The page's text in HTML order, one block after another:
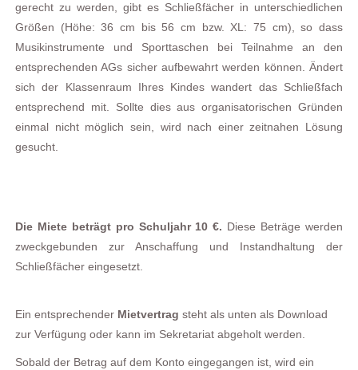
gerecht zu werden, gibt es Schließfächer in unterschiedlichen
Größen (Höhe: 36 cm bis 56 cm bzw.XL: 75 cm), so dass
Musikinstrumente und Sporttaschen bei Teilnahme an den
entsprechendenAGs sicher aufbewahrt werden können. Ändert
sich der Klassenraum Ihres Kindes wandert das Schließfach
entsprechend mit. Sollte dies aus organisatorischen Gründen
einmal nicht möglich sein, wird nach einer zeitnahen Lösung
gesucht.
Die Miete beträgt pro Schuljahr 10 €. Diese Beträge werden
zweckgebunden zur Anschaffung und Instandhaltung der
Schließfächer eingesetzt.
Ein entsprechenderMietvertrag steht als unten als Download
zur Verfügung oder kann im Sekretariat abgeholt werden.
Sobald der Betrag auf dem Konto eingegangen ist, wird ein